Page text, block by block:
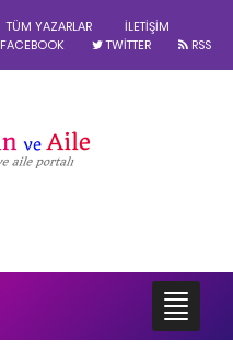
TÜM YAZARLAR
İLETIŞIM
FACEBOOK
TWITTER RSS